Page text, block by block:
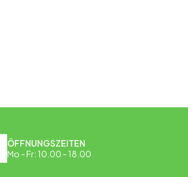
ÖFFNUNGSZEITEN
Mo - Fr: 10.00 - 18.00